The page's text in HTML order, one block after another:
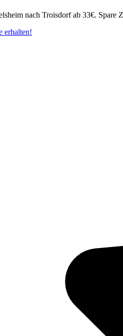
nach Troisdorf ab 33€. Spare
erhalten!